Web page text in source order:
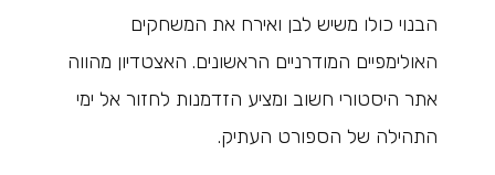
הבנוי כולו משיש לבן ואירח את המשחקים
האולימפיים המודרניים הראשונים. האצטדיון מהווה
אתר היסטורי חשוב ומציע הזדמנות לחזור אל ימי
התהילה של הספורט העתיק.